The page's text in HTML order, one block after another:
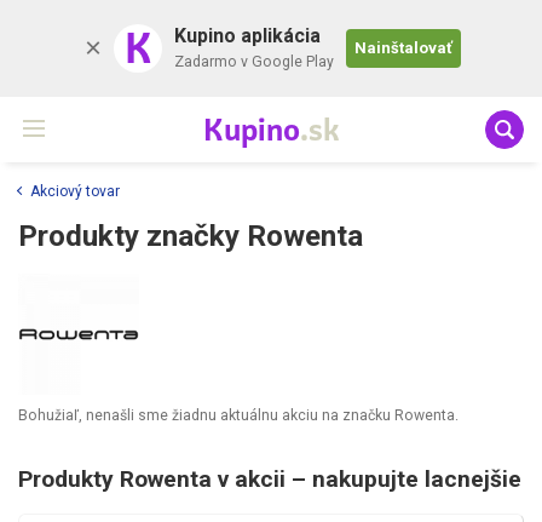
K Kupino aplikácia
Zadarmo v Google Play
Nainštalovať
Kupino.sk
Akciový tovar
Produkty značky Rowenta
Bohužiaľ, nenašli sme žiadnu aktuálnu akciu na značku Rowenta.
Produkty Rowenta v akcii – nakupujte lacnejšie